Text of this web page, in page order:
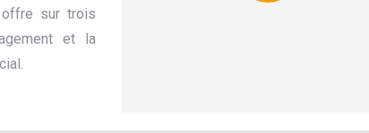
offre sur trois
et la